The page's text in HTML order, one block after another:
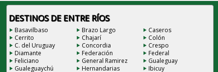
DESTINOS DE ENTRE RÍOS
Basavilbaso Brazo Largo
Caseros
Cerrito
Chajarí
Colón
C. del Uruguay
Concordia
Crespo
Diamante
Federación
Federal
Feliciano
General Ramirez
Gualeguay
Gualeguaychú
Hernandarias
Ibicuy